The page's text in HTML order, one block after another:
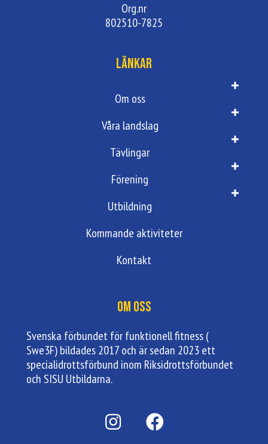
Org.nr
802510-7825
Länkar
Om oss
Våra landslag
Tävlingar
Förening
Utbildning
Kommande aktiviteter
Kontakt
Om oss
Svenska förbundet för funktionell fitness (
Swe3F) bildades 2017 och är sedan 2023 ett
specialidrottsförbund inom Riksidrottsförbundet
och SISU Utbildarna.